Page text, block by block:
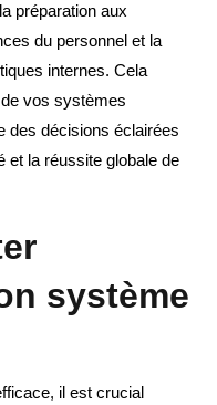
préparation aux
du personnel et la
internes. Cela
de vos systèmes
des décisions éclairées
et la réussite globale de
système
il est crucial